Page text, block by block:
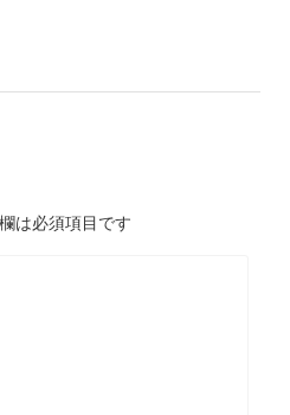
は必須項目です